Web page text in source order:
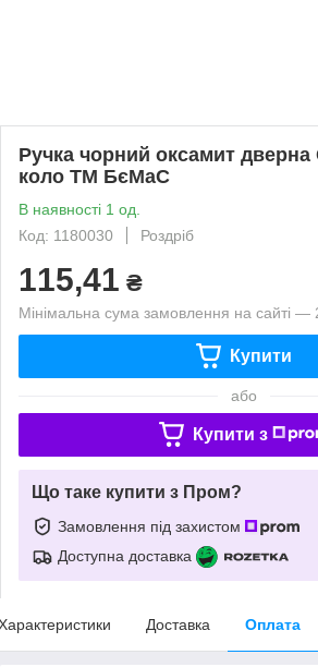
Ручка чорний оксамит дверна
коло ТМ БєМаС
В наявності 1 од.
Код: 1180030
Роздріб
115,41 ₴
Мінімальна сума замовлення на сайті —
Купити
або
Купити з
Що таке купити з Пром?
Замовлення під захистом
Доступна доставка
Доставка Оплата